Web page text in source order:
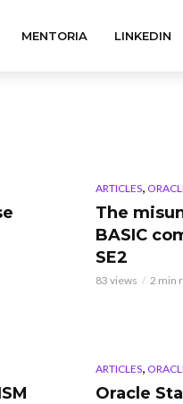
MENTORIA LINKEDIN
ARTICLES,
The
BASIC
SE2
83 views 2 min
ARTICLES,
Oracle